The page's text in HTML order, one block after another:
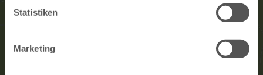
Statistiken
Marketing